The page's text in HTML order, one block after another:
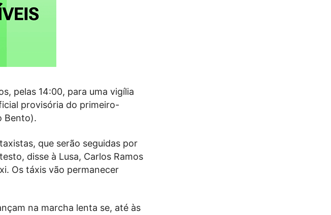
pelas 14:00, para uma vigília
provisória do primeiro-
Bento).
que serão seguidas por
disse à Lusa, Carlos Ramos
Os táxis vão permanecer
na marcha lenta se, até às